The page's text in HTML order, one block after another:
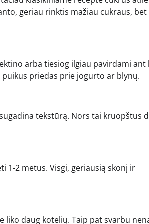
geriau rinktis mažiau cukraus, bet
arba tiesiog ilgiau pavirdami ant
priedas prie jogurto ar blynų.
tekstūrą. Nors tai kruopštus
1-2 metus. Visgi, geriausią skonį ir
liko daug kotelių. Taip pat svarbu